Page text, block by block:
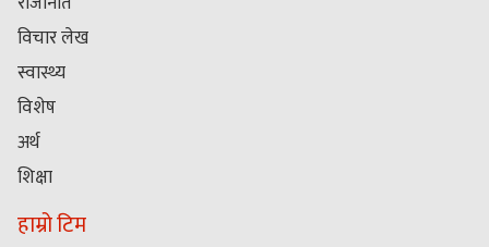
विचार लेख
स्वास्थ्य
विशेष
अर्थ
शिक्षा
हाम्रो टिम